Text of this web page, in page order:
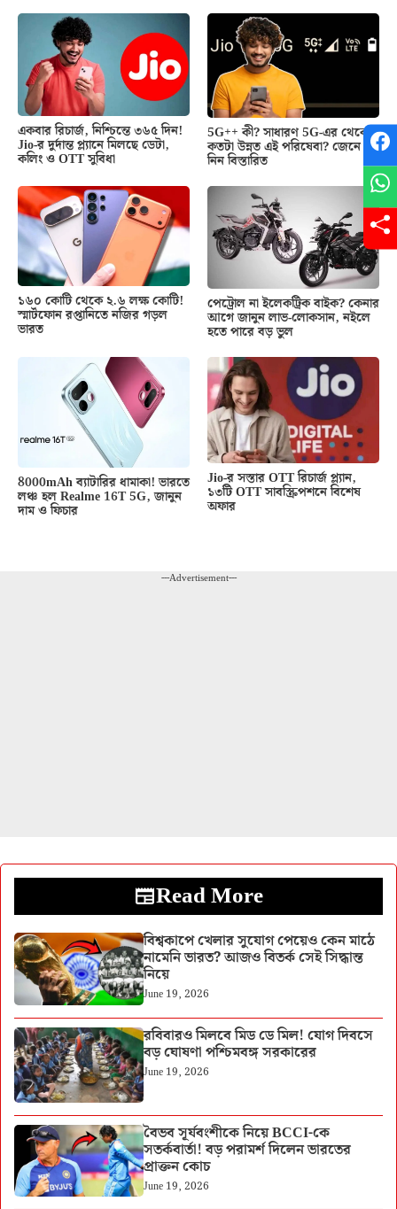
একবার রিচার্জ, নিশ্চিন্তে ৩৬৫ দিন!
Jio-র দুর্দান্ত প্ল্যানে মিলছে ডেটা,
কলিং ও OTT সুবিধা
5G++ কী? সাধারণ 5G-এর থেকে
কতটা উন্নত এই পরিষেবা? জেনে
নিন বিস্তারিত
১৬০ কোটি থেকে ২.৬ লক্ষ কোটি!
স্মার্টফোন রপ্তানিতে নজির গড়ল
ভারত
পেট্রোল না ইলেকট্রিক বাইক? কেনার
আগে জানুন লাভ-লোকসান, নইলে
হতে পারে বড় ভুল
8000mAh ব্যাটারির ধামাকা! ভারতে
লঞ্চ হল Realme 16T 5G, জানুন
দাম ও ফিচার
Jio-র সস্তার OTT রিচার্জ প্ল্যান,
১৩টি OTT সাবস্ক্রিপশনে বিশেষ
অফার
---Advertisement---
Read More
বিশ্বকাপে খেলার সুযোগ পেয়েও কেন মাঠে
নামেনি ভারত? আজও বিতর্ক সেই সিদ্ধান্ত
নিয়ে
June 19, 2026
রবিবারও মিলবে মিড ডে মিল! যোগ দিবসে
বড় ঘোষণা পশ্চিমবঙ্গ সরকারের
June 19, 2026
বৈভব সূর্যবংশীকে নিয়ে BCCI-কে
সতর্কবার্তা! বড় পরামর্শ দিলেন ভারতের
প্রাক্তন কোচ
June 19, 2026